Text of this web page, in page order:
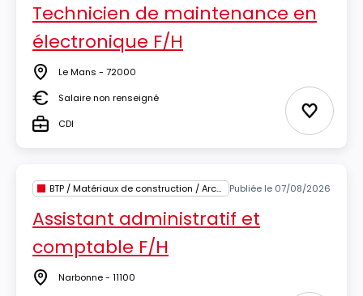
Technicien de maintenance en
électronique F/H
Lieu Le Mans - 72000
SalaireSalaire non renseigné
TypeCDI Ajouter
BTP / Matériaux de construction / Architecture Publiée le 07/08/2026
Assistant administratif et
comptable F/H
Lieu Narbonne - 11100